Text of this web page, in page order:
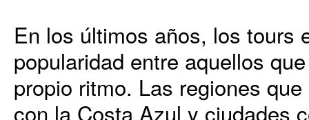
En los últimos años, los tours
popularidad entre aquellos
propio ritmo. Las regiones
con la Costa Azul y ciudades